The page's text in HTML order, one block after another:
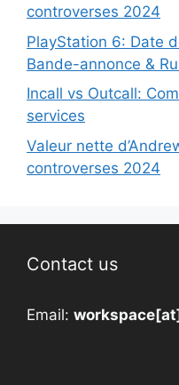
controverses 2024
PlayStation 6: Date
Bande-annonce &
Incall vs Outcall:
services
Valeur nette
controverses 2024
Contact us
Email: